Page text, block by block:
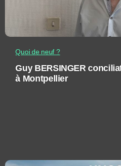
Quoi de neuf ?
Guy BERSINGER
à Montpellier